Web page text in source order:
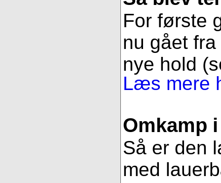
For første
nu gået
nye hold
Læs mere
Omkamp
Så er den
med